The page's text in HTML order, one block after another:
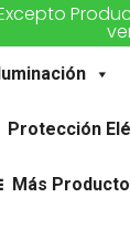
Protección
Más